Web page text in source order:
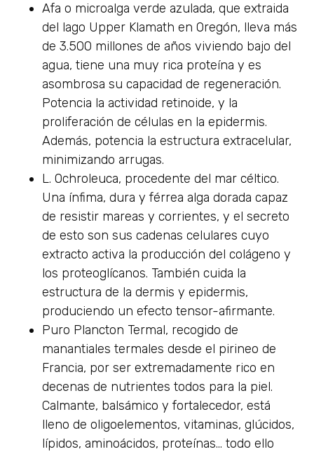
Afa o microalga verde azulada, que extraida
del lago Upper Klamath en Oregón, lleva más
de 3.500 millones de años viviendo bajo del
agua, tiene una muy rica proteína y es
asombrosa su capacidad de regeneración.
Potencia la actividad retinoide, y la
proliferación de células en la epidermis.
Además, potencia la estructura extracelular,
minimizando arrugas.
L. Ochroleuca, procedente del mar céltico.
Una ínfima, dura y férrea alga dorada capaz
de resistir mareas y corrientes, y el secreto
de esto son sus cadenas celulares cuyo
extracto activa la producción del colágeno y
los proteoglícanos. También cuida la
estructura de la dermis y epidermis,
produciendo un efecto tensor-afirmante.
Puro Plancton Termal, recogido de
manantiales termales desde el pirineo de
Francia, por ser extremadamente rico en
decenas de nutrientes todos para la piel.
Calmante, balsámico y fortalecedor, está
lleno de oligoelementos, vitaminas, glúcidos,
lípidos, aminoácidos, proteínas… todo ello